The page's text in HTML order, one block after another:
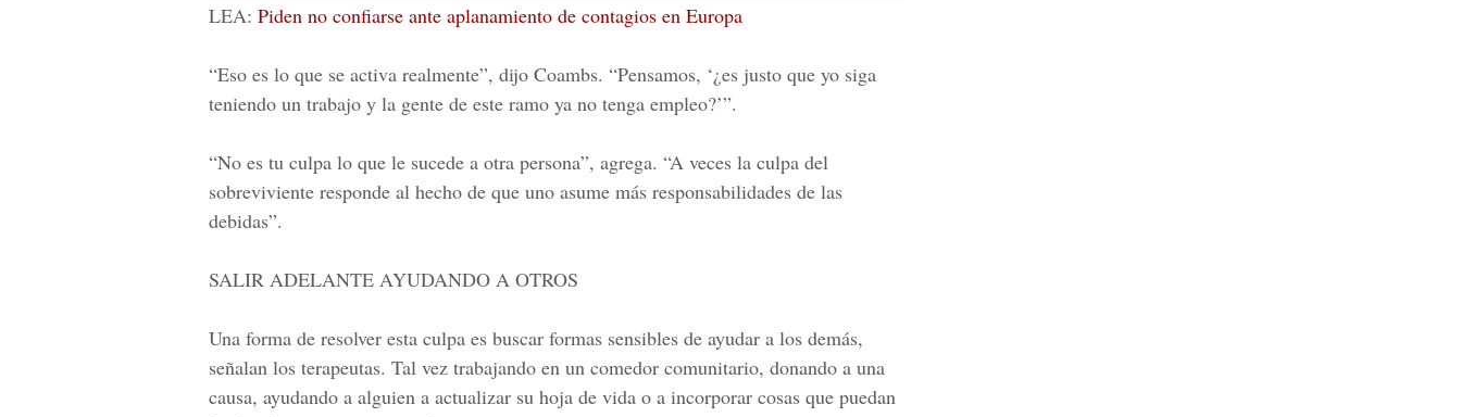
LEA: Piden no confiarse ante aplanamiento de contagios en Europa
“Eso es lo que se activa realmente”, dijo Coambs. “Pensamos, ‘¿es justo que yo siga
teniendo un trabajo y la gente de este ramo ya no tenga empleo?’”.
“No es tu culpa lo que le sucede a otra persona”, agrega. “A veces la culpa del
sobreviviente responde al hecho de que uno asume más responsabilidades de las
debidas”.
SALIR ADELANTE AYUDANDO A OTROS
Una forma de resolver esta culpa es buscar formas sensibles de ayudar a los demás,
señalan los terapeutas. Tal vez trabajando en un comedor comunitario, donando a una
causa, ayudando a alguien a actualizar su hoja de vida o a incorporar cosas que puedan